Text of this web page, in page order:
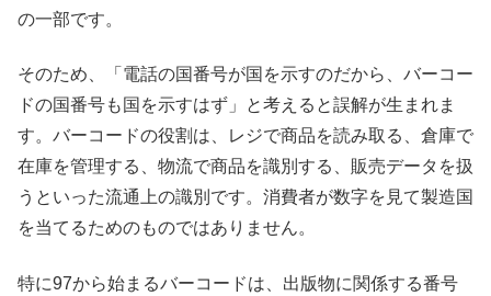
の一部です。
そのため、「電話の国番号が国を示すのだから、バーコー
ドの国番号も国を示すはず」と考えると誤解が生まれま
す。バーコードの役割は、レジで商品を読み取る、倉庫で
在庫を管理する、物流で商品を識別する、販売データを扱
うといった流通上の識別です。消費者が数字を見て製造国
を当てるためのものではありません。
特に97から始まるバーコードは、出版物に関係する番号